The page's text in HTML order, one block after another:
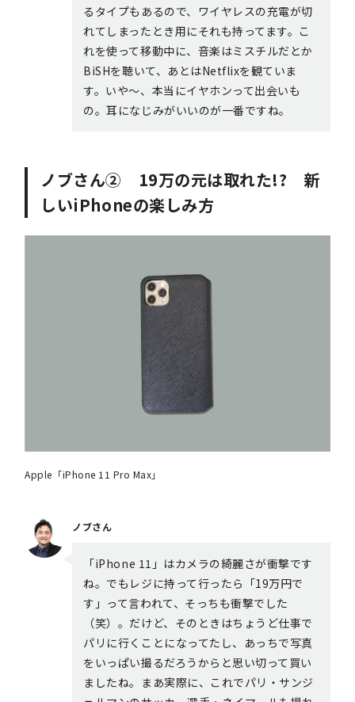
るタイプもあるので、ワイヤレスの充電が切
れてしまったとき用にそれも持ってます。こ
れを使って移動中に、音楽はミスチルだとか
BiSHを聴いて、あとはNetflixを観ていま
す。いや〜、本当にイヤホンって出会いも
の。耳になじみがいいのが一番ですね。
ノブさん② 19万の元は取れた!? 新
しいiPhoneの楽しみ方
Apple「iPhone 11 Pro Max」
ノブさん
「iPhone 11」はカメラの綺麗さが衝撃です
ね。でもレジに持って行ったら「19万円で
す」って言われて、そっちも衝撃でした
（笑）。だけど、そのときはちょうど仕事で
パリに行くことになってたし、あっちで写真
をいっぱい撮るだろうからと思い切って買い
ましたね。まあ実際に、これでパリ・サンジ